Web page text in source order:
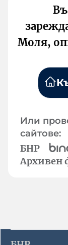
Моля,
Или
сайтове:
БНР
Архивен